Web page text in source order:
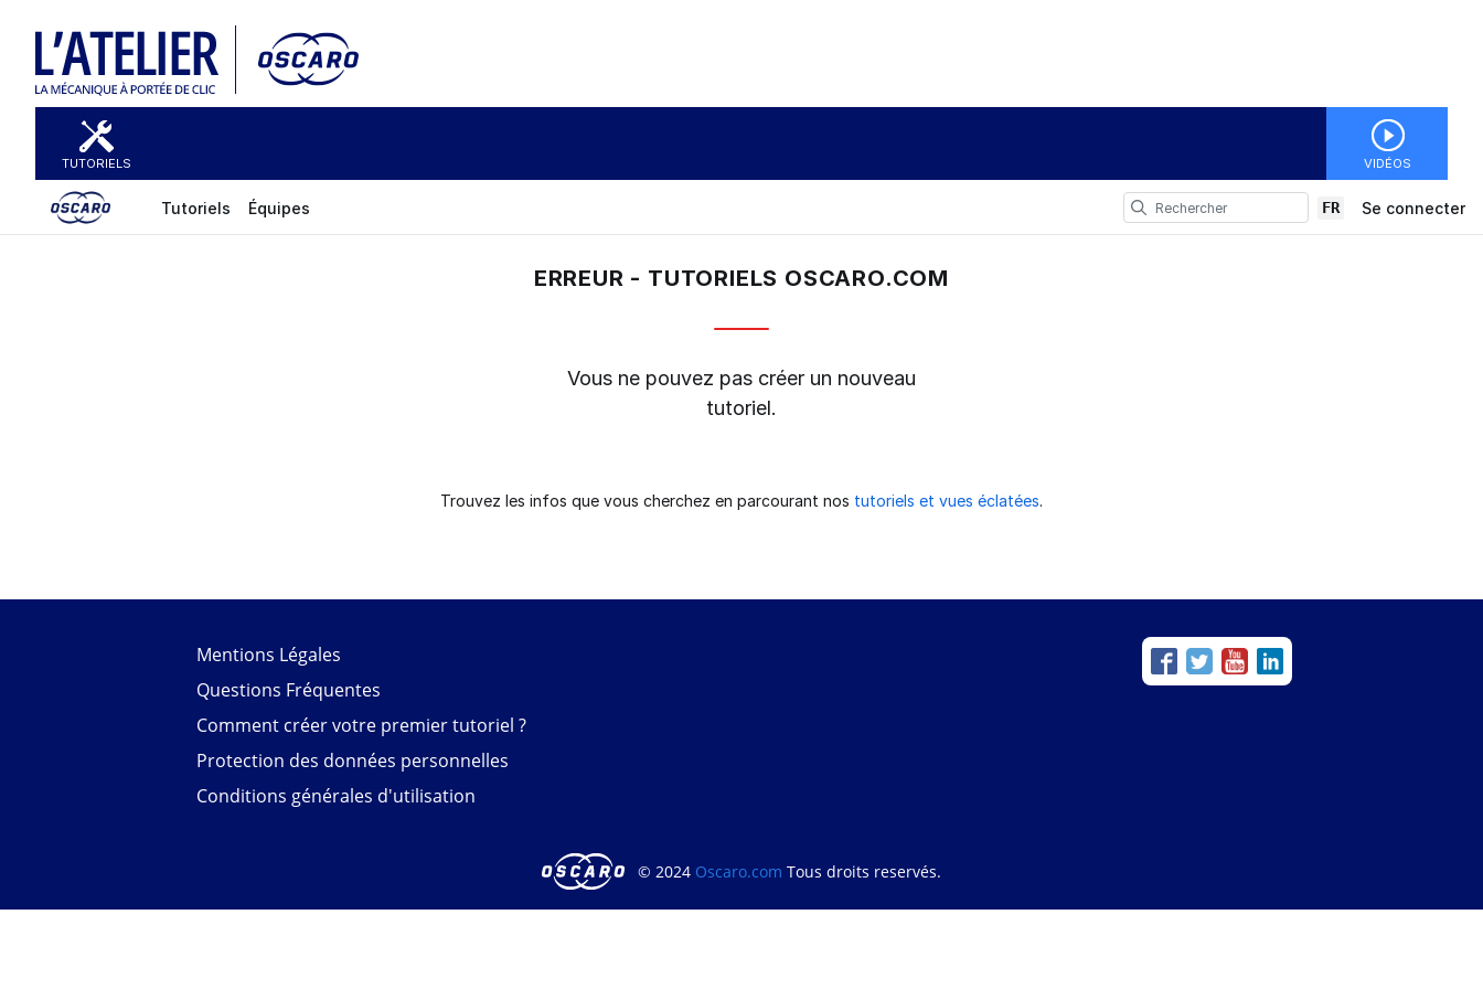
TUTORIELS VIDÉOS
Tutoriels Équipes FR Se connecter
ERREUR - TUTORIELS OSCARO.COM
Vous ne pouvez pas créer un nouveau
tutoriel.
Trouvez les infos que vous cherchez en parcourant nos tutoriels et vues éclatées.
Mentions Légales
Questions Fréquentes
Comment créer votre premier tutoriel ?
Protection des données personnelles
Conditions générales d'utilisation
© 2024 Oscaro.com Tous droits reservés.